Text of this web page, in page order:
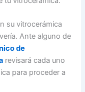
su vitrocerámica
Ante alguno de
de
revisará cada uno
para proceder a